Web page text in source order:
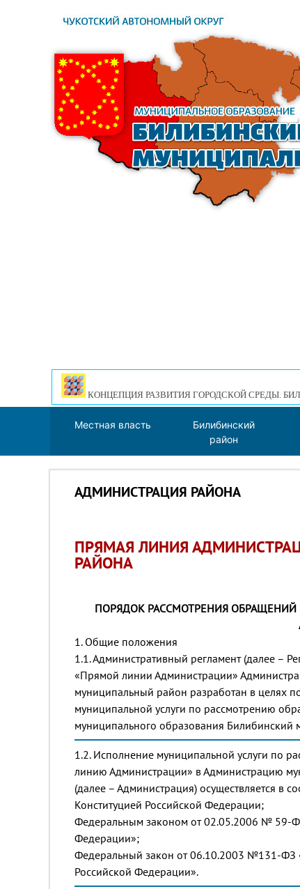
КОНЦЕПЦИЯ РАЗВИТИЯ ГОРОДСКОЙ СРЕДЫ.
Местная власть
Билибинский
район
АДМИНИСТРАЦИЯ РАЙОНА
ПРЯМАЯ ЛИНИЯ
РАЙОНА
ПОРЯДОК РАССМОТРЕНИЯ
1. Общие положения
1.1. Административный регламент (далее –
«Прямой линии Администрации»
муниципальный район разработан в целях
муниципальной услуги по рассмотрению
муниципального образования Билибинский
1.2. Исполнение муниципальной услуги по
линию Администрации» в Администрацию
(далее – Администрация) осуществляется в
Конституцией Российской Федерации;
Федеральным законом от 02.05.2006 № 59-
Федерации»;
Федеральный закон от 06.10.2003 №131-ФЗ
Российской Федерации».